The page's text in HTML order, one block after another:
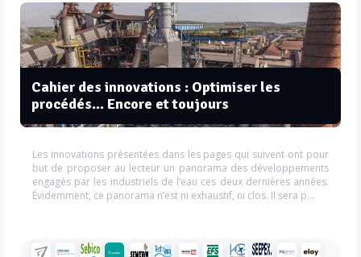
Cahier des innovations : Optimiser les
procédés... Encore et toujours
Les innovations présentées dans les pages qui suivent ont pour
but de proposer au lecteur un panorama des développements
engagés par les industriels de l’eau ces deux dernières années.
Évidemment, ce panorama n’est ni exhaustif, ni clos. Il sera p...